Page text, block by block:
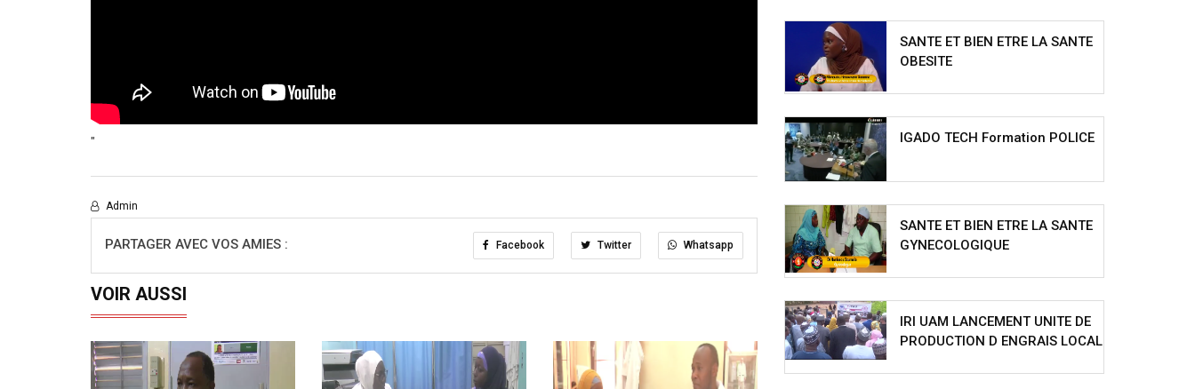
"
Admin
PARTAGER AVEC VOS AMIES : Facebook Twitter Whatsapp
VOIR AUSSI
SANTE ET BIEN ETRE LA SANTE
OBESITE
IGADO TECH Formation POLICE
SANTE ET BIEN ETRE LA SANTE
GYNECOLOGIQUE
IRI UAM LANCEMENT UNITE DE
PRODUCTION D ENGRAIS LOCAL